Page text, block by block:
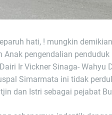
hati, ! mungkin
Anak pengendalian
Ir Vickner Sinaga-
Simarmata ini tidak
dan Istri sebagai pejabat